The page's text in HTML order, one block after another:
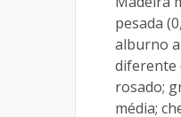
pesada
alburno
diferente
rosado;
média;